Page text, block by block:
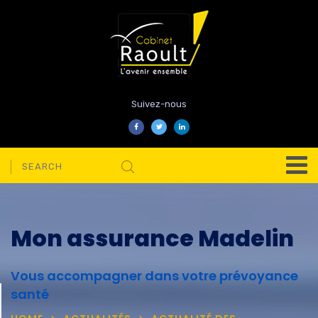
Suivez-nous
Mon assurance Madelin
Vous accompagner dans votre prévoyance
santé